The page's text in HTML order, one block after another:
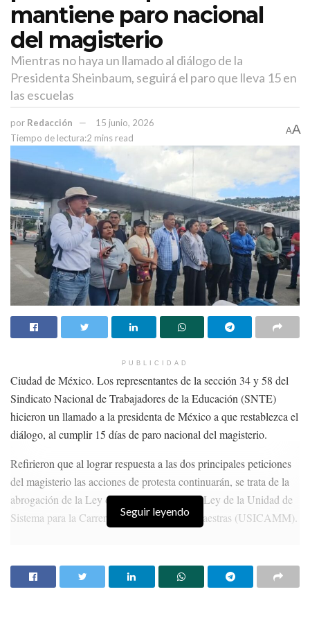
mantiene paro nacional
del magisterio
Mientras no haya un llamado al diálogo de la
Presidenta Sheinbaum, seguirá el paro que lleva 15 en
las escuelas
por Redacción
15 junio, 2026
Tiempo de lectura:2 mins read
AA
PUBLICIDAD
Ciudad de México. Los representantes de la sección 34 y 58 del
Sindicato Nacional de Trabajadores de la Educación (SNTE)
hicieron un llamado a la presidenta de México a que restablezca el
diálogo, al cumplir 15 días de paro nacional del magisterio.
Refirieron que al lograr respuesta a las dos principales peticiones
del magisterio las acciones de protesta continuarán, se trata de la
abrogación de la Ley del ISSSTE 2007 y la Ley de la Unidad de
Sistema para la Carrera de los Maestros y Maestras (USICAMM).
El Rector de la UAZ, Ángel Román, da bienvenida
Seguir leyendo